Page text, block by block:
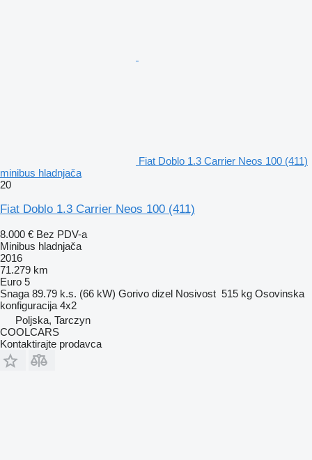
Fiat Doblo 1.3 Carrier Neos 100 (411)
minibus hladnjača
20
Fiat Doblo 1.3 Carrier Neos 100 (411)
8.000 € Bez PDV-a
Minibus hladnjača
2016
71.279 km
Euro 5
Snaga 89.79 k.s. (66 kW) Gorivo dizel Nosivost 515 kg Osovinska
konfiguracija 4x2
Poljska, Tarczyn
COOLCARS
Kontaktirajte prodavca